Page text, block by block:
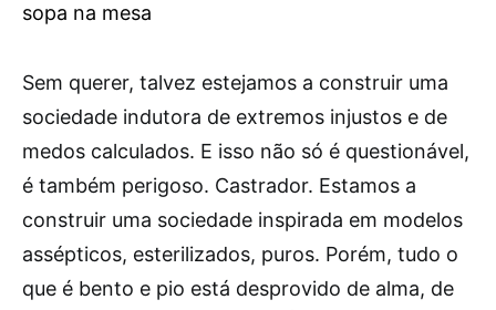
sopa na mesa
Sem querer, talvez estejamos a construir uma
sociedade indutora de extremos injustos e de
medos calculados. E isso não só é questionável,
é também perigoso. Castrador. Estamos a
construir uma sociedade inspirada em modelos
assépticos, esterilizados, puros. Porém, tudo o
que é bento e pio está desprovido de alma, de